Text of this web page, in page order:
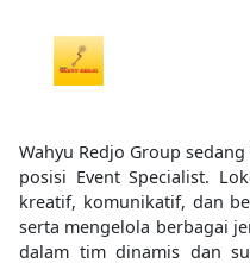
Wahyu Redjo Group
posisi Event Specialist.
kreatif, komunikatif, dan
serta mengelola berbagai
dalam tim dinamis dan